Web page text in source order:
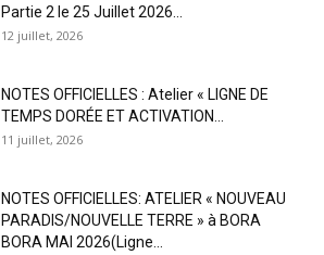
Partie 2 le 25 Juillet 2026...
12 juillet, 2026
NOTES OFFICIELLES : Atelier « LIGNE DE
TEMPS DORÉE ET ACTIVATION...
11 juillet, 2026
NOTES OFFICIELLES: ATELIER « NOUVEAU
PARADIS/NOUVELLE TERRE » à BORA
BORA MAI 2026(Ligne...